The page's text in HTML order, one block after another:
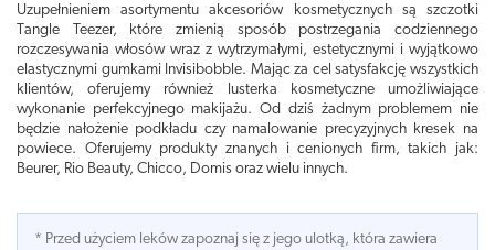
Uzupełnieniem asortymentu akcesoriów kosmetycznych są szczotki
Tangle Teezer, które zmienią sposób postrzegania codziennego
rozczesywania włosów wraz z wytrzymałymi, estetycznymi i wyjątkowo
elastycznymi gumkami Invisibobble. Mając za cel satysfakcję wszystkich
klientów, oferujemy również lusterka kosmetyczne umożliwiające
wykonanie perfekcyjnego makijażu. Od dziś żadnym problemem nie
będzie nałożenie podkładu czy namalowanie precyzyjnych kresek na
powiece. Oferujemy produkty znanych i cenionych firm, takich jak:
Beurer, Rio Beauty, Chicco, Domis oraz wielu innych.
* Przed użyciem leków zapoznaj się z jego ulotką, która zawiera